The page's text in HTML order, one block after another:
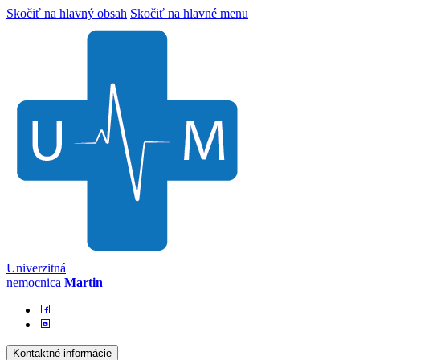
Skočiť na hlavný obsah Skočiť na hlavné menu
Univerzitná
nemocnica Martin
Kontaktné informácie